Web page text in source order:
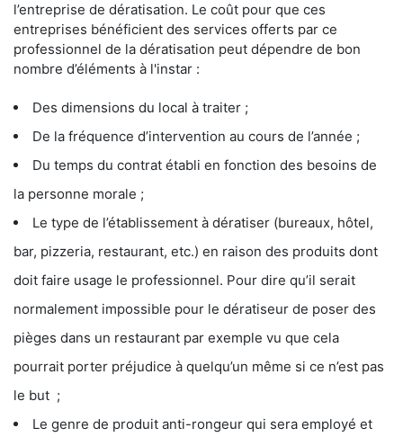
l’entreprise de dératisation. Le coût pour que ces
entreprises bénéficient des services offerts par ce
professionnel de la dératisation peut dépendre de bon
nombre d’éléments à l'instar :
Des dimensions du local à traiter ;
De la fréquence d’intervention au cours de l’année ;
Du temps du contrat établi en fonction des besoins de
la personne morale ;
Le type de l’établissement à dératiser (bureaux, hôtel,
bar, pizzeria, restaurant, etc.) en raison des produits dont
doit faire usage le professionnel. Pour dire qu’il serait
normalement impossible pour le dératiseur de poser des
pièges dans un restaurant par exemple vu que cela
pourrait porter préjudice à quelqu’un même si ce n’est pas
le but ;
Le genre de produit anti-rongeur qui sera employé et